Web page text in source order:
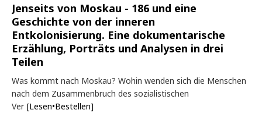
Jenseits von Moskau - 186 und eine
Geschichte von der inneren
Entkolonisierung. Eine dokumentarische
Erzählung, Porträts und Analysen in drei
Teilen
Was kommt nach Moskau? Wohin wenden sich die Menschen
nach dem Zusammenbruch des sozialistischen
Ver [Lesen•Bestellen]